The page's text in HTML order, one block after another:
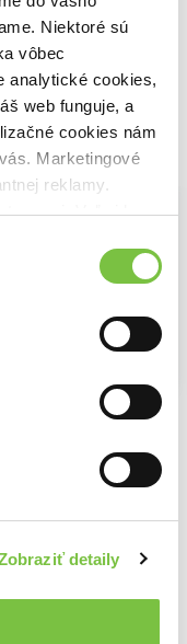
Niektoré sú
vôbec
analytické cookies,
web funguje, a
cookies nám
Marketingové
reklamy.
Veľmi by
detaily
Denník odvážneho bojka 20
8,22€
o logopédii